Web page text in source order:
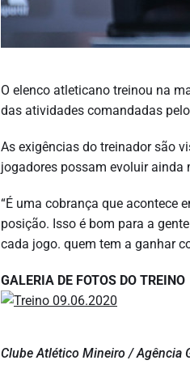
O elenco atleticano treinou na
das atividades comandadas
As exigências do treinador são
jogadores possam evoluir ainda
“É uma cobrança que acontece
posição. Isso é bom para a
cada jogo. quem tem a ganhar
GALERIA DE FOTOS DO TREINO
Clube Atlético Mineiro / Agência